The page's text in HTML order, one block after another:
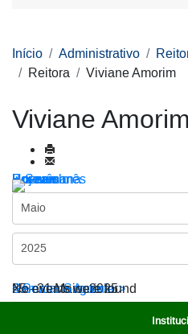
Início Administrativo
Reitora
Viviane Amorim
Viviane Amorim
Por ano
Por mês
Por semana
Hoje
Ir para o mês
< Semana Anterior
25 - 31 Maio, 2025
Semana Seguinte >
No events were found